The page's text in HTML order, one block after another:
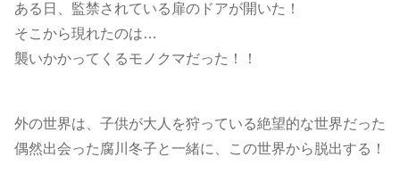
ある日、監禁されている扉のドアが開いた！
そこから現れたのは…
襲いかかってくるモノクマだった！！
外の世界は、子供が大人を狩っている絶望的な世界だった
偶然出会った腐川冬子と一緒に、この世界から脱出する！